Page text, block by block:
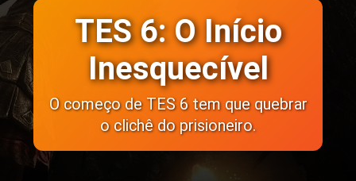
TES 6: O Início
Inesquecível
O começo de TES 6 tem que quebrar
o clichê do prisioneiro.